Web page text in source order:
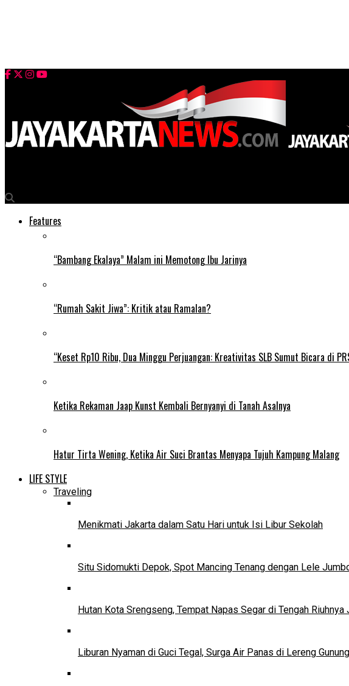
Features
“Bambang Ekalaya” Malam ini Memotong Ibu Jarinya
“Rumah Sakit Jiwa”: Kritik atau Ramalan?
“Keset Rp10 Ribu, Dua Minggu Perjuangan: Kreativitas SLB Sumut Bicara di
Ketika Rekaman Jaap Kunst Kembali Bernyanyi di Tanah Asalnya
Hatur Tirta Wening, Ketika Air Suci Brantas Menyapa Tujuh Kampung Malang
LIFE STYLE
Traveling
Menikmati Jakarta dalam Satu Hari untuk Isi Libur Sekolah
Situ Sidomukti Depok, Spot Mancing Tenang dengan Lele
Hutan Kota Srengseng, Tempat Napas Segar di Tengah Riuhnya
Liburan Nyaman di Guci Tegal, Surga Air Panas di Lereng